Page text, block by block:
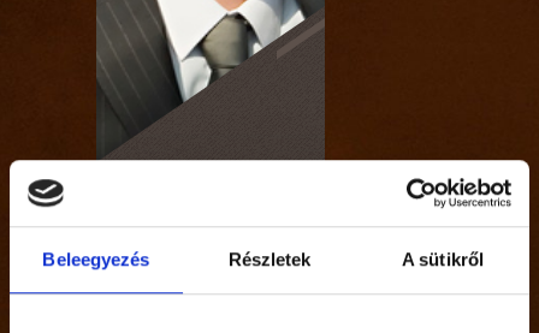
Beleegyezés Részletek A sütikről